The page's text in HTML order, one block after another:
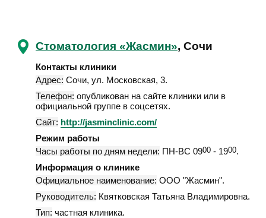
Стоматология «Жасмин», Сочи
Контакты клиники
Адрес: Сочи, ул. Московская, 3.
Телефон: опубликован на сайте клиники или в
официальной группе в соцсетях.
Сайт: http://jasminclinic.com/
Режим работы
Часы работы по дням недели: ПН-ВС 0900 - 1900.
Информация о клинике
Официальное наименование: ООО "Жасмин".
Руководитель: Квятковская Татьяна Владимировна.
Тип: частная клиника.